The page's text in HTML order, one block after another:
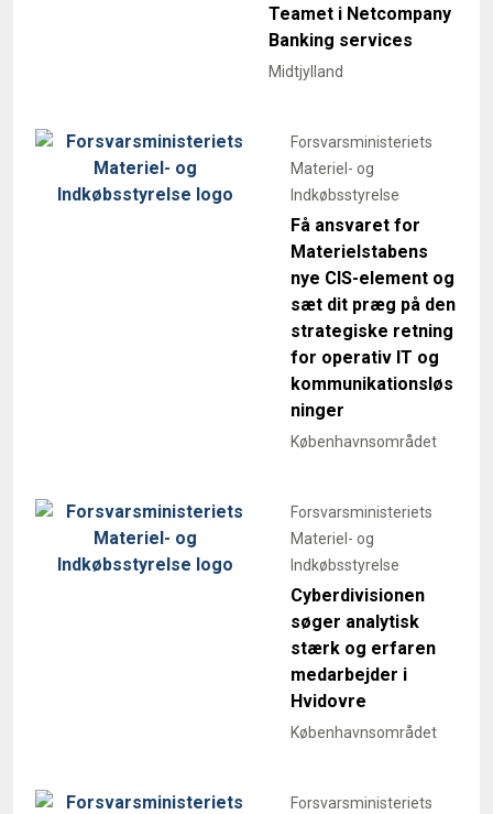
Teamet i Netcompany
Banking services
Midtjylland
Forsvarsministeriets
Materiel- og
Indkøbsstyrelse
Få ansvaret for
Materielstabens
nye CIS-element og
sæt dit præg på den
strategiske retning
for operativ IT og
kommunikationsløs
ninger
Københavnsområdet
Forsvarsministeriets
Materiel- og
Indkøbsstyrelse
Cyberdivisionen
søger analytisk
stærk og erfaren
medarbejder i
Hvidovre
Københavnsområdet
Forsvarsministeriets